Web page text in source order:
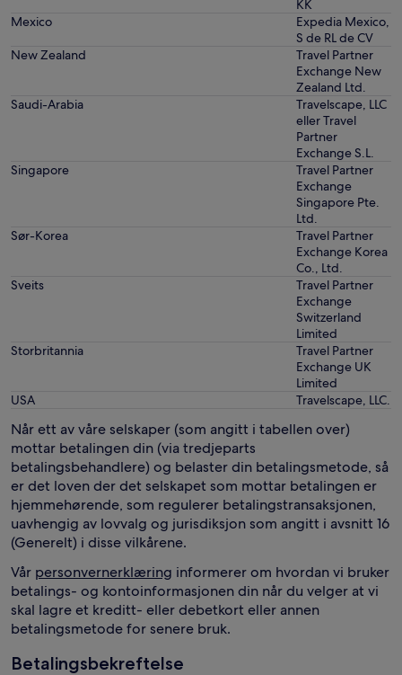
KK
Mexico
Expedia Mexico,
S de RL de CV
New Zealand
Travel Partner
Exchange New
Zealand Ltd.
Saudi-Arabia
Travelscape, LLC
eller Travel
Partner
Exchange S.L.
Singapore
Travel Partner
Exchange
Singapore Pte.
Ltd.
Sør-Korea
Travel Partner
Exchange Korea
Co., Ltd.
Sveits
Travel Partner
Exchange
Switzerland
Limited
Storbritannia
Travel Partner
Exchange UK
Limited
USA
Travelscape, LLC.
Når ett av våre selskaper (som angitt i tabellen over)
mottar betalingen din (via tredjeparts
betalingsbehandlere) og belaster din betalingsmetode, så
er det loven der det selskapet som mottar betalingen er
hjemmehørende, som regulerer betalingstransaksjonen,
uavhengig av lovvalg og jurisdiksjon som angitt i avsnitt 16
(Generelt) i disse vilkårene.
Vår personvernerklæring informerer om hvordan vi bruker
betalings- og kontoinformasjonen din når du velger at vi
skal lagre et kreditt- eller debetkort eller annen
betalingsmetode for senere bruk.
Betalingsbekreftelse